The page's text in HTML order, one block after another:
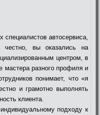
автосервиса,
честно, вы оказались на
центром, в
мастера разного профиля и
понимает, что «я
и грамотно выполнять
клиента.
подходу к